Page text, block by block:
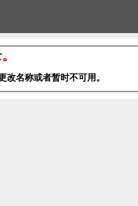
名称或者暂时不可用。